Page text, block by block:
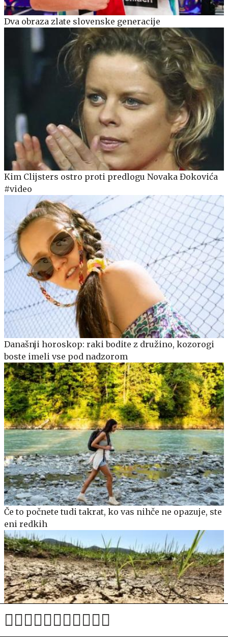
Dva obraza zlate slovenske generacije
Kim Clijsters ostro proti predlogu Novaka Đokovića
#video
Današnji horoskop: raki bodite z družino, kozorogi
boste imeli vse pod nadzorom
Če to počnete tudi takrat, ko vas nihče ne opazuje, ste
eni redkih